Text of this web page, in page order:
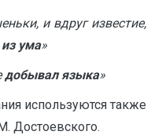
и вдруг известие,
ума»
добывал языка»
используются также
Достоевского.